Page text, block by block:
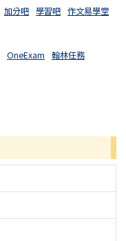
加分吧 學習吧 作文易學堂
OneExam 翰林任務